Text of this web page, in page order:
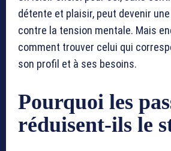
détente et plaisir, peut devenir
contre la tension mentale. Mais
comment trouver celui qui
son profil et à ses besoins.
Pourquoi les
réduisent-ils le